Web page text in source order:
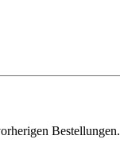
Bestellungen.